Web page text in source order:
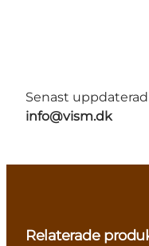
Senast uppdaterad
info@vism.dk
Relaterade